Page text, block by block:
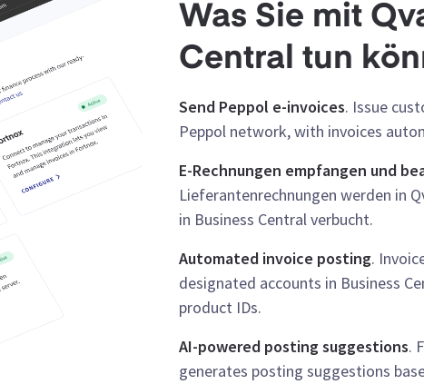
Was Sie mit
Central tun
Send Peppol e-invoices. Issue
Peppol network, with invoices
E-Rechnungen empfangen und
Lieferantenrechnungen werden in
in Business Central verbucht.
Automated invoice posting.
designated accounts in Business
product IDs.
AI-powered posting suggestions.
generates posting suggestions